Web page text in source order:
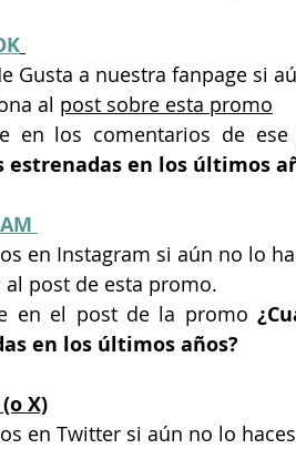
Gusta a nuestra fanpage si
al post sobre esta promo
en los comentarios de
estrenadas en los últimos
en Instagram si aún no lo
post de esta promo.
en el post de la promo
en los últimos años?
(o X)
en Twitter si aún no lo